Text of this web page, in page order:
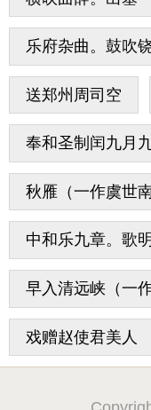
乐府杂曲。鼓吹
送郑州周司空
奉和圣制闰九月
秋雁（一作虞世南
中和乐九章。歌
早入清远峡（一
戏赠赵使君美人